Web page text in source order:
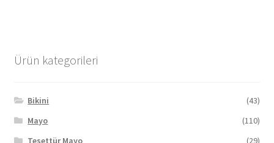
Ürün kategorileri
Bikini
(43)
Mayo
(110)
Tesettür Mayo
(29)